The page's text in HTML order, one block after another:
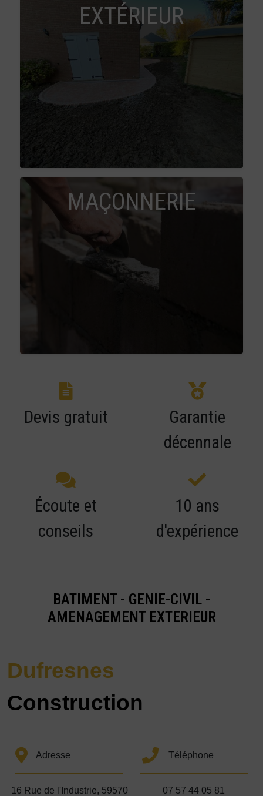
EXTÉRIEUR
MAÇONNERIE
Devis gratuit
Garantie
décennale
Écoute et
conseils
10 ans
d'expérience
BATIMENT - GENIE-CIVIL -
AMENAGEMENT EXTERIEUR
Dufresnes
Construction
Adresse
16 Rue de l'Industrie, 59570
Téléphone
07 57 44 05 81